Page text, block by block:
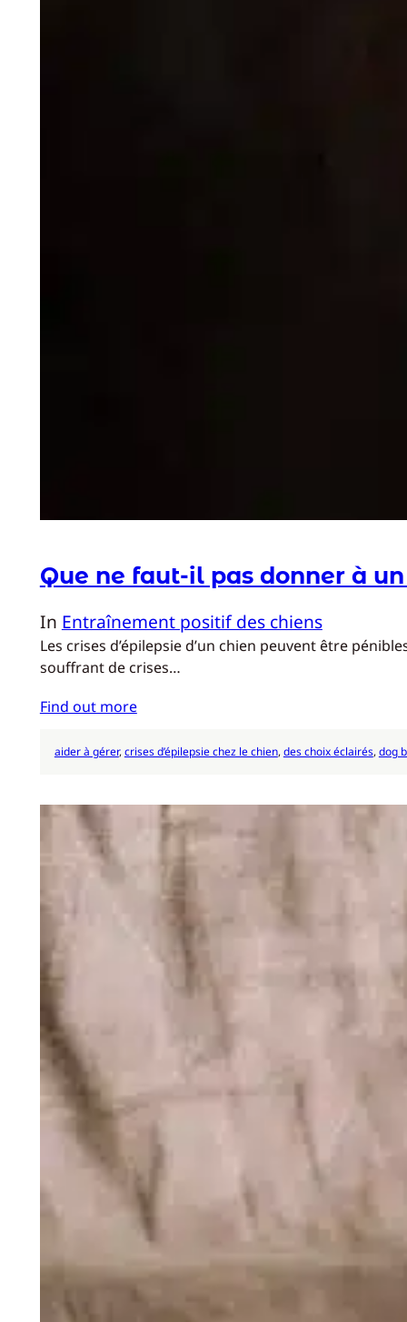
Que ne faut-il pas donner à
In Entraînement positif des chiens
Les crises d’épilepsie d’un chien peuvent être
souffrant de crises…
Find out more
aider à gérer, crises d’épilepsie chez le chien, des choix éclairés, dog